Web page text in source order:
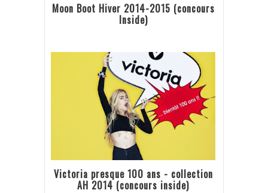
Moon Boot Hiver 2014-2015 (concours
Inside)
Victoria presque 100 ans - collection
AH 2014 (concours inside)